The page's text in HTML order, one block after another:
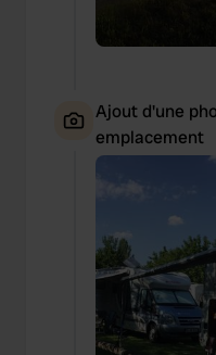
Ajout d'une
emplacement